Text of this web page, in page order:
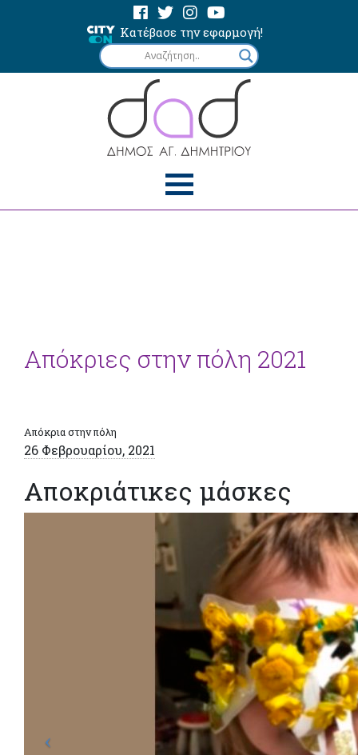
Κατέβασε την εφαρμογή!
Απόκριες στην πόλη 2021
Απόκρια στην πόλη
26 Φεβρουαρίου, 2021
Αποκριάτικες μάσκες